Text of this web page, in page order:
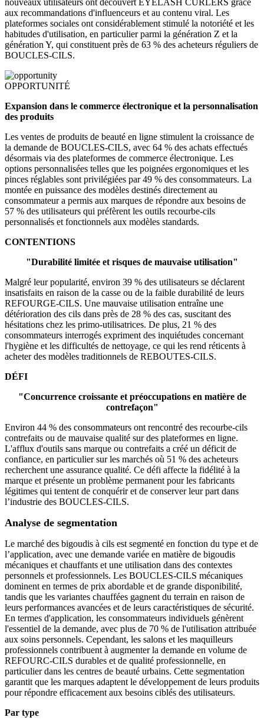
nouveaux utilisateurs ont découvert EYELASH CURLERS grâce
aux recommandations d'influenceurs et au contenu viral. Les
plateformes sociales ont considérablement stimulé la notoriété et les
habitudes d'utilisation, en particulier parmi la génération Z et la
génération Y, qui constituent près de 63 % des acheteurs réguliers de
BOUCLES-CILS.
OPPORTUNITÉ
Expansion dans le commerce électronique et la personnalisation
des produits
Les ventes de produits de beauté en ligne stimulent la croissance de
la demande de BOUCLES-CILS, avec 64 % des achats effectués
désormais via des plateformes de commerce électronique. Les
options personnalisées telles que les poignées ergonomiques et les
pinces réglables sont privilégiées par 49 % des consommateurs. La
montée en puissance des modèles destinés directement au
consommateur a permis aux marques de répondre aux besoins de
57 % des utilisateurs qui préfèrent les outils recourbe-cils
personnalisés et fonctionnels aux modèles standards.
CONTENTIONS
"Durabilité limitée et risques de mauvaise utilisation"
Malgré leur popularité, environ 39 % des utilisateurs se déclarent
insatisfaits en raison de la casse ou de la faible durabilité de leurs
REFOURGE-CILS. Une mauvaise utilisation entraîne une
détérioration des cils dans près de 28 % des cas, suscitant des
hésitations chez les primo-utilisatrices. De plus, 21 % des
consommateurs interrogés expriment des inquiétudes concernant
l'hygiène et les difficultés de nettoyage, ce qui les rend réticents à
acheter des modèles traditionnels de REBOUTES-CILS.
DÉFI
"Concurrence croissante et préoccupations en matière de
contrefaçon"
Environ 44 % des consommateurs ont rencontré des recourbe-cils
contrefaits ou de mauvaise qualité sur des plateformes en ligne.
L'afflux d'outils sans marque ou contrefaits a créé un déficit de
confiance, en particulier sur les marchés où 51 % des acheteurs
recherchent une assurance qualité. Ce défi affecte la fidélité à la
marque et présente un problème permanent pour les fabricants
légitimes qui tentent de conquérir et de conserver leur part dans
l’industrie des BOUCLES-CILS.
Analyse de segmentation
Le marché des bigoudis à cils est segmenté en fonction du type et de
l’application, avec une demande variée en matière de bigoudis
mécaniques et chauffants et une utilisation dans des contextes
personnels et professionnels. Les BOUCLES-CILS mécaniques
dominent en termes de prix abordable et de grande disponibilité,
tandis que les variantes chauffées gagnent du terrain en raison de
leurs performances avancées et de leurs caractéristiques de sécurité.
En termes d'application, les consommateurs individuels génèrent
l'essentiel de la demande, avec plus de 70 % de l'utilisation attribuée
aux soins personnels. Cependant, les salons et les maquilleurs
professionnels contribuent à augmenter la demande en volume de
REFOURC-CILS durables et de qualité professionnelle, en
particulier dans les centres de beauté urbains. Cette segmentation
garantit que les marques adaptent le développement de leurs produits
pour répondre efficacement aux besoins ciblés des utilisateurs.
Par type